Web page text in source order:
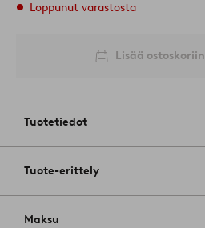
Loppunut varastosta
Lisää ostoskoriin
Tuotetiedot
Tuote-erittely
Maksu